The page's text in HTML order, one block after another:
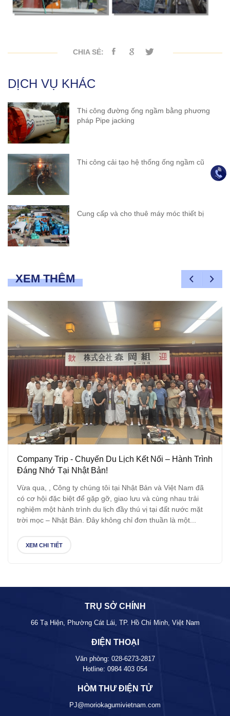
CHIA SẺ:
DỊCH VỤ KHÁC
Thi công đường ống ngầm bằng phương
pháp Pipe jacking
Thi công cải tạo hệ thống ống ngầm cũ
Cung cấp và cho thuê máy móc thiết bị
XEM THÊM
Company Trip - Chuyến Du Lịch Kết Nối – Hành Trình
Đáng Nhớ Tại Nhật Bản!
Vừa qua, , Công ty chúng tôi tại Nhật Bản và Việt Nam đã
có cơ hội đặc biệt để gặp gỡ, giao lưu và cùng nhau trải
nghiệm một hành trình du lịch đầy thú vị tại đất nước mặt
trời mọc – Nhật Bản. Đây không chỉ đơn thuần là một...
XEM CHI TIẾT
TRỤ SỞ CHÍNH
66 Tạ Hiện, Phường Cát Lái, TP. Hồ Chí Minh, Việt Nam
ĐIỆN THOẠI
Văn phòng: 028-6273-2817
Hotline: 0984 403 054
HÒM THƯ ĐIỆN TỬ
PJ@moriokagumivietnam.com